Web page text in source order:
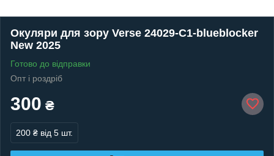
Окуляри для зору Verse 24029-C1-blueblocker
New 2025
Готово до відправки
Опт і роздріб
300 ₴
200 ₴ від 5 шт.